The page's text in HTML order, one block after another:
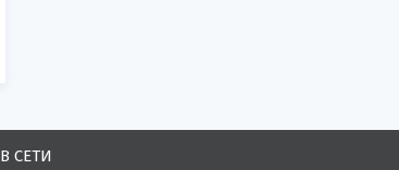
В СЕТИ